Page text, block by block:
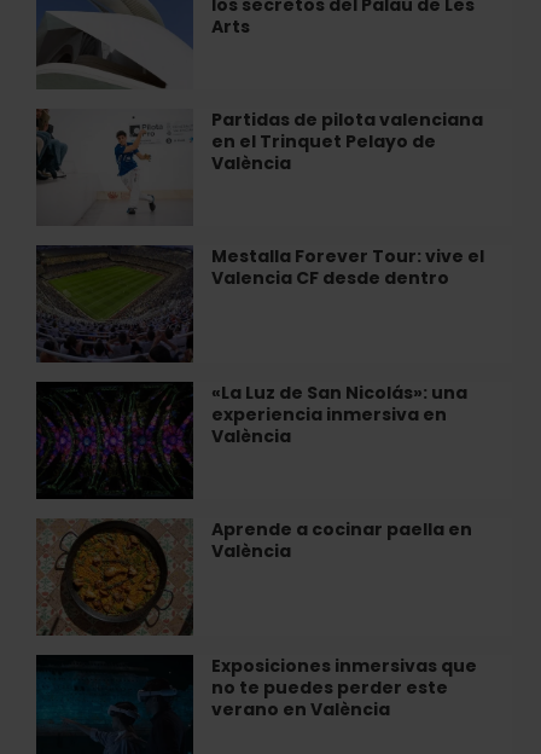
mantienen
Juanes
València
Arts
guiadas
para
conocer
los
secretos
del
Palau
de
Partidas de pilota valenciana
en el Trinquet Pelayo de
València
Partidas
de
pilota
valenciana
el
Trinquet
Pelayo
de
València
Mestalla Forever Tour: vive el
Valencia CF desde dentro
Mestalla
Forever
Tour:
vive
el
Valencia
CF
desde
dentro
«La Luz de San Nicolás»: una
experiencia inmersiva en
València
Luz
de
San
Nicolás»:
una
experiencia
inmersiva
en
València
Aprende a cocinar paella en
València
Aprende
a
cocinar
paella
en
València
Exposiciones inmersivas que
no te puedes perder este
verano en València
inmersivas
que